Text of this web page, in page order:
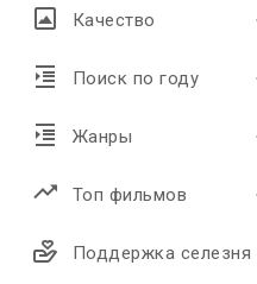
Качество
Поиск по году
Жанры
Топ фильмов
Поддержка селезня